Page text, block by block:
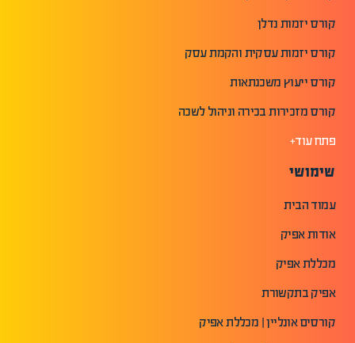
קורס יזמות נדלן
קורס יזמות עסקית והקמת עסק
קורס ייעוץ משכנתאות
קורס מזכירות בכירה וניהול לשכה
פתח עוד+
שימושי
עמוד הבית
אודות אפיק
מכללת אפיק
אפיק בתקשורת
קורסים אונליין | מכללת אפיק